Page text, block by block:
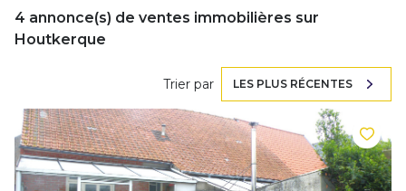
4 annonce(s) de ventes immobilières sur
Houtkerque
Trier par LES PLUS RÉCENTES